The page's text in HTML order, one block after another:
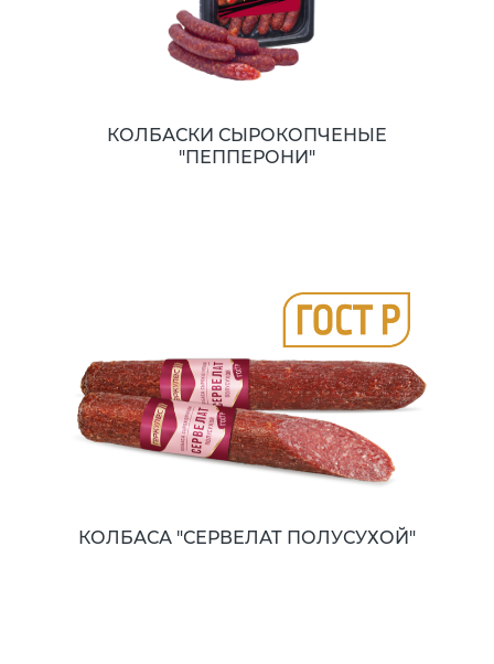
КОЛБАСКИ СЫРОКОПЧЕНЫЕ
"ПЕППЕРОНИ"
КОЛБАСА "СЕРВЕЛАТ ПОЛУСУХОЙ"